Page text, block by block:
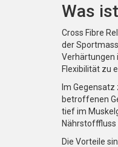
Was
Cross Fibre
der
Verhärtungen
Flexibilität zu
Im
betroffenen
tief im
Nährstofffluss
Die Vorteile